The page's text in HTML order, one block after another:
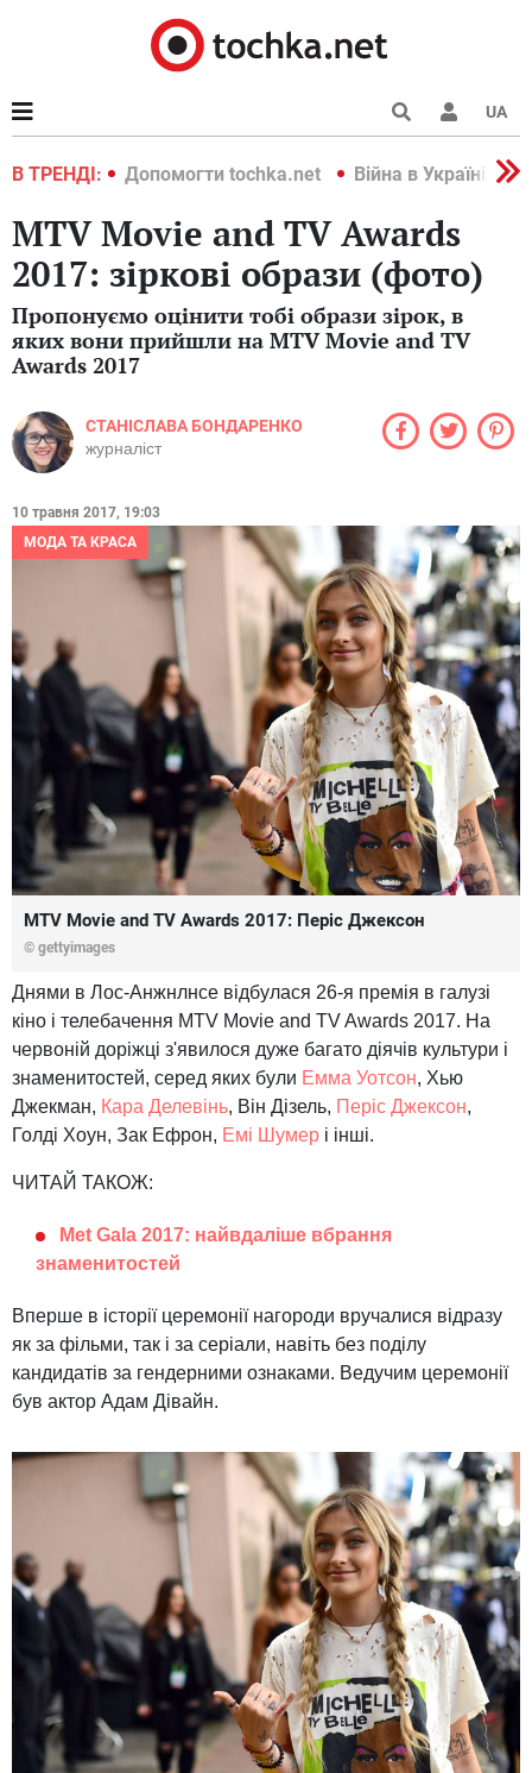
UA
В ТРЕНДІ:
2022 Допомогти tochka.net Війна в Україні 2022
MTV Movie and TV Awards
2017: зіркові образи (фото)
Пропонуємо оцінити тобі образи зірок, в
яких вони прийшли на MTV Movie and TV
Awards 2017
СТАНІСЛАВА БОНДАРЕНКО
журналіст
10 травня 2017, 19:03
МОДА ТА КРАСА
MTV Movie and TV Awards 2017: Періс Джексон
© gettyimages
Днями в Лос-Анжнлнсе відбулася 26-я премія в галузі
кіно і телебачення MTV Movie and TV Awards 2017. На
червоній доріжці з'явилося дуже багато діячів культури і
знаменитостей, серед яких були Емма Уотсон, Хью
Джекман, Кара Делевінь, Він Дізель, Періс Джексон,
Голді Хоун, Зак Ефрон, Емі Шумер і інші.
ЧИТАЙ ТАКОЖ:
Met Gala 2017: найвдаліше вбрання
знаменитостей
Вперше в історії церемонії нагороди вручалися відразу
як за фільми, так і за серіали, навіть без поділу
кандидатів за гендерними ознаками. Ведучим церемонії
був актор Адам Дівайн.